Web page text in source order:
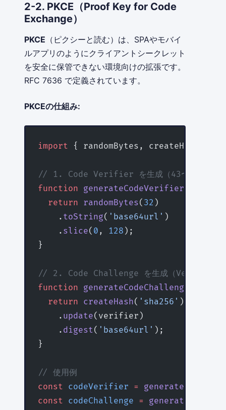
2-2. PKCE（Proof Key for Code
Exchange）
PKCE （ピクシーと読む）は、SPAやモバイ
ルアプリのようにクライアントシークレット
を安全に保管できない環境向けの拡張です。
RFC 7636 で定義されています。
PKCEの仕組み:
import { randomBytes, createHash }
// 1. Code Verifier を生成（43〜128文字の
function generateCodeVerifier
  return
randomBytes( 32 )
    .
toString( 'base64url' )
    .
slice( 0 , 128 );
}
// 2. Code Challenge を生成（Verifier の
function generateCodeChallenge
  return
createHash( 'sha256' )
    .
update(verifier)
    .
digest( 'base64url' );
}
// 使用例
const codeVerifier =
const codeChallenge =